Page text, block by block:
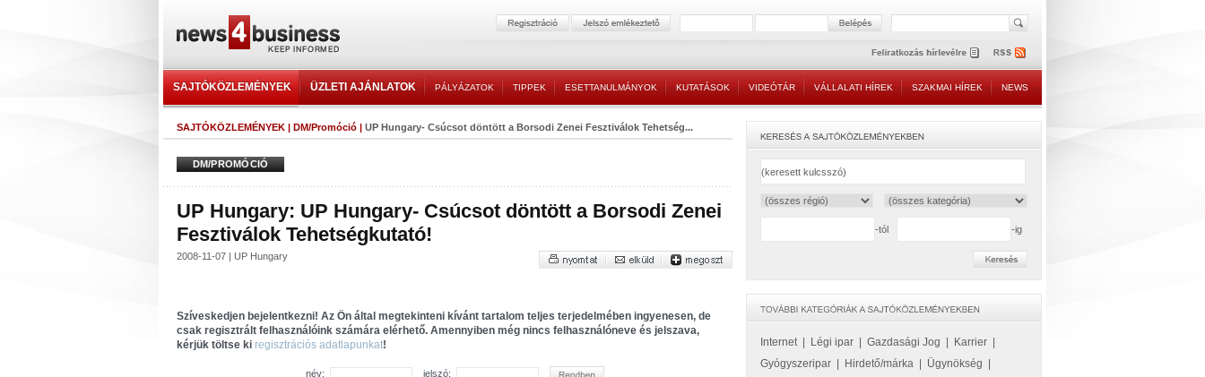
SAJTÓKÖZLEMÉNYEK ÜZLETI AJÁNLATOK PÁLYÁZATOK TIPPEK ESETTANULMÁNYOK KUTATÁSOK VIDEÓTÁR VÁLLALATI HÍREK SZAKMAI HÍREK NEWS
SAJTÓKÖZLEMÉNYEK | DM/Promóció | UP Hungary- Csúcsot döntött a Borsodi Zenei Fesztiválok Tehetség...
DM/PROMÓCIÓ
UP Hungary: UP Hungary- Csúcsot döntött a Borsodi Zenei
Fesztiválok Tehetségkutató!
2008-11-07 | UP Hungary
Szíveskedjen bejelentkezni! Az Ön által megtekinteni kívánt tartalom teljes terjedelmében ingyenesen, de
csak regisztrált felhasználóink számára elérhető. Amennyiben még nincs felhasználóneve és jelszava,
kérjük töltse ki regisztrációs adatlapunkat!
név: jelszó:
-tól -ig
Internet| Légi ipar Gazdasági Jog Karrier
Gyógyszeripar
Hirdető/márka Ügynökség